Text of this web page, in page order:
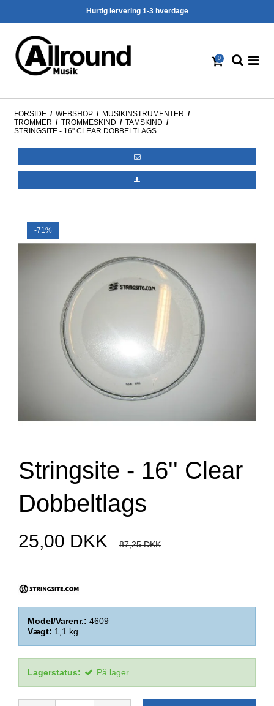
Hurtig lervering 1-3 hverdage
0
FORSIDE / WEBSHOP / MUSIKINSTRUMENTER /
TROMMER / TROMMESKIND / TAMSKIND /
STRINGSITE - 16'' CLEAR DOBBELTLAGS
-71%
Stringsite - 16'' Clear
Dobbeltlags
25,00 DKK 87,25 DKK
Model/Varenr.: 4609
Vægt: 1,1 kg.
Lagerstatus: På lager